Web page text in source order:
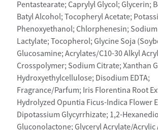
Pentastearate; Caprylyl Glycol; Glycerin;
Batyl Alcohol; Tocopheryl Acetate;
Phenoxyethanol; Chlorphenesin;
Lactylate; Tocopherol; Glycine Soja
Glucosamine; Acrylates/C10-30 Alkyl
Crosspolymer; Sodium Citrate; Xanthan
Hydroxyethylcellulose; Disodium EDTA;
Fragrance/Parfum; Iris Florentina Root
Hydrolyzed Opuntia Ficus-Indica Flower
Dipotassium Glycyrrhizate; 1,2-
Gluconolactone; Glyceryl Acrylate/Acrylic